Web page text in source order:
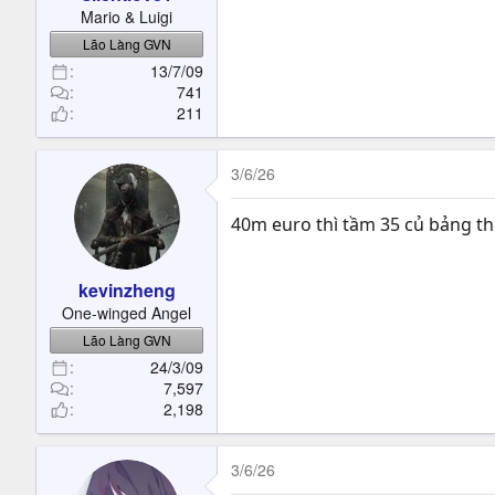
e
r
Mario & Luigi
Lão Làng GVN
13/7/09
741
211
kevinzheng
One-winged Angel
Lão Làng GVN
24/3/09
7,597
2,198
3/6/26
40m euro thì tầm 35 củ bảng
3/6/26